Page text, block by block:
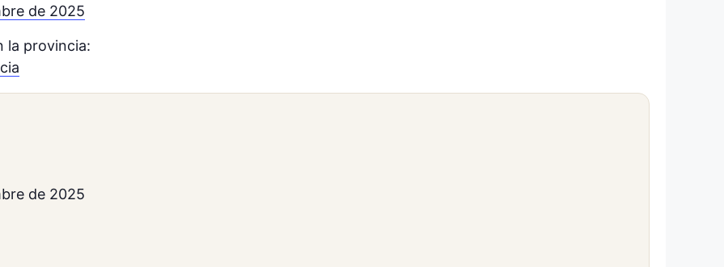
de 2025
la provincia:
de 2025